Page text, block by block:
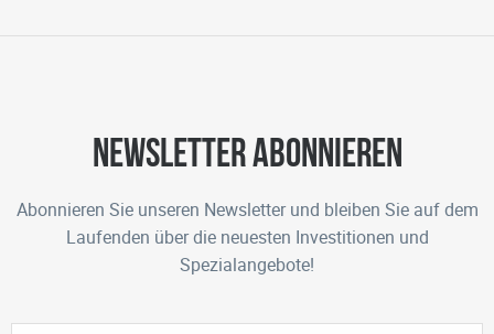
Newsletter abonnieren
Abonnieren Sie unseren Newsletter und bleiben Sie auf dem
Laufenden über die neuesten Investitionen und
Spezialangebote!